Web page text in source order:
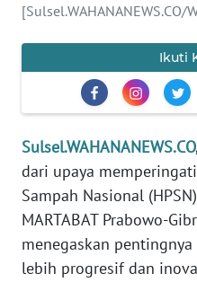
[Sulsel.WAHANANEWS.CO/
Ikuti
Sulsel.WAHANANEWS.CO
dari upaya
Sampah Nasional
MARTABAT Prabowo-
menegaskan
lebih progresif dan
TENTANG
KAMI
PEDOMAN
REDAKSI
KARIR
DISCLAIMER